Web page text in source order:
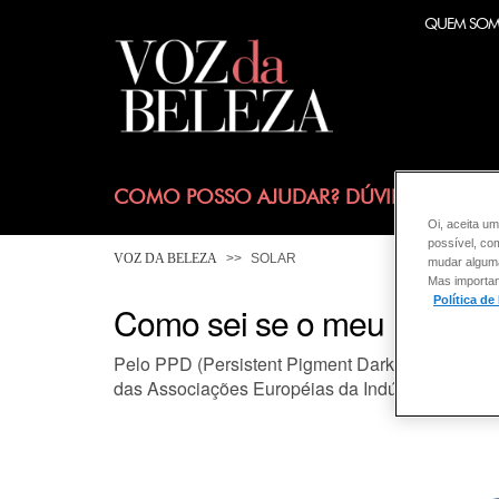
QUEM
COMO POSSO AJUDAR? DÚVIDAS SOBRE:
VOZ DA BELEZA SOLAR
Como sei se o meu
Pelo PPD (Persistent Pigment Darkening) ou
das Associações Européias da Indústria de
Oi, aceita
possível,
mudar
Mas
Política de